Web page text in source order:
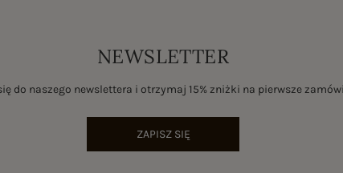
NEWSLETTER
do naszego newslettera i otrzymaj 15% zniżki na pierwsze
ZAPISZ SIĘ